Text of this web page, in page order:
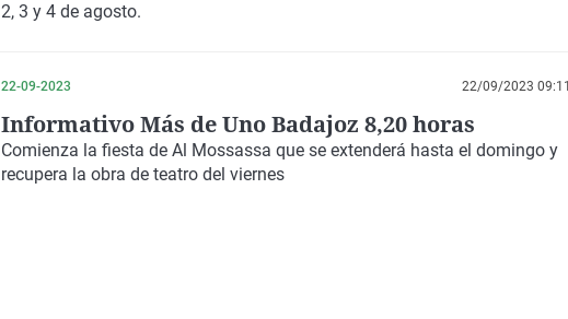
2, 3 y 4 de agosto.
22-09-2023 22/09/2023 09:11
Informativo Más de Uno Badajoz 8,20 horas
Comienza la fiesta de Al Mossassa que se extenderá hasta el domingo y
recupera la obra de teatro del viernes